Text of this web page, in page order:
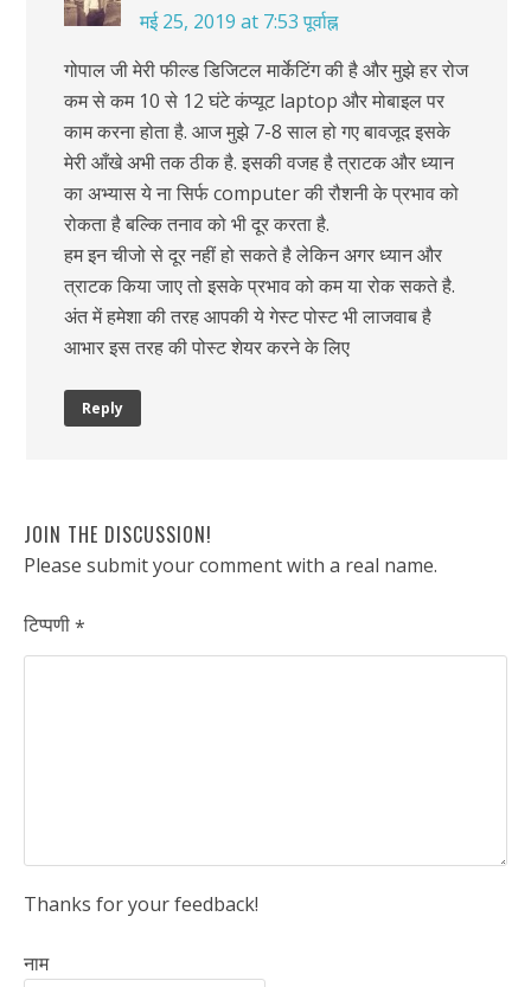
मई 25, 2019 at 7:53 पूर्वाह्न
गोपाल जी मेरी फील्ड डिजिटल मार्केटिंग की है और मुझे हर रोज
कम से कम 10 से 12 घंटे कंप्यूट laptop और मोबाइल पर
काम करना होता है. आज मुझे 7-8 साल हो गए बावजूद इसके
मेरी आँखे अभी तक ठीक है. इसकी वजह है त्राटक और ध्यान
का अभ्यास ये ना सिर्फ computer की रौशनी के प्रभाव को
रोकता है बल्कि तनाव को भी दूर करता है.
हम इन चीजो से दूर नहीं हो सकते है लेकिन अगर ध्यान और
त्राटक किया जाए तो इसके प्रभाव को कम या रोक सकते है.
अंत में हमेशा की तरह आपकी ये गेस्ट पोस्ट भी लाजवाब है
आभार इस तरह की पोस्ट शेयर करने के लिए
Reply
JOIN THE DISCUSSION!
Please submit your comment with a real name.
टिप्पणी*
Thanks for your feedback!
नाम